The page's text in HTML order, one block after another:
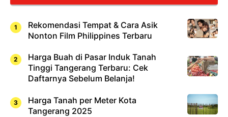
Rekomendasi Tempat & Cara Asik
Nonton Film Philippines Terbaru
Harga Buah di Pasar Induk Tanah
Tinggi Tangerang Terbaru: Cek
Daftarnya Sebelum Belanja!
Harga Tanah per Meter Kota
Tangerang 2025